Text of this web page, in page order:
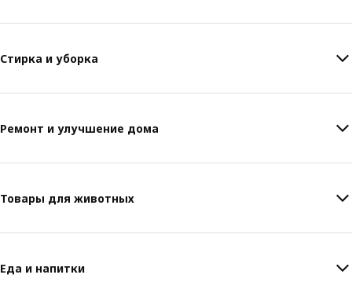
Стирка и уборка
Ремонт и улучшение дома
Товары для животных
Еда и напитки